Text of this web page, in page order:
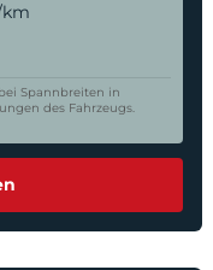
km
Spannbreiten in
des Fahrzeugs.